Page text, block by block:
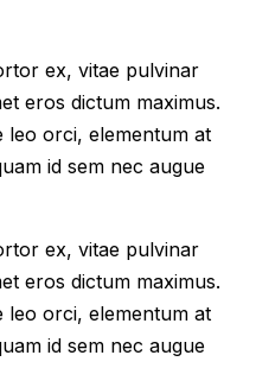
ex, vitae pulvinar
eros dictum maximus.
leo orci, elementum at
id sem nec augue
ex, vitae pulvinar
eros dictum maximus.
leo orci, elementum at
id sem nec augue